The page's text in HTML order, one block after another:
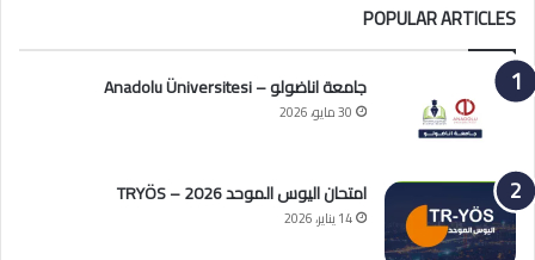
POPULAR ARTICLES
جامعة اناضولو – Anadolu Üniversitesi
30 مايو، 2026
امتحان اليوس الموحد 2026 – TRYÖS
14 يناير، 2026